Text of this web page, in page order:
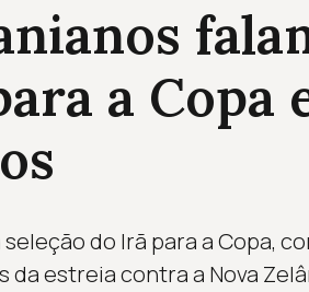
a Copa
do Irã para a Copa,
estreia contra a Nova